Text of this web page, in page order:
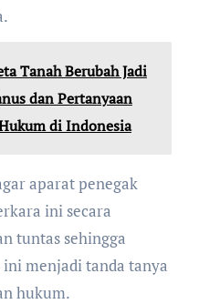
Tanah Berubah Jadi
dan Pertanyaan
di Indonesia
aparat penegak
ini secara
tuntas sehingga
menjadi tanda tanya
hukum.